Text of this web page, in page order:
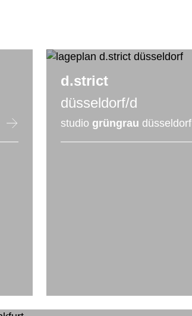
d.strict
düsseldorf/d
studio grüngrau düsseldorf